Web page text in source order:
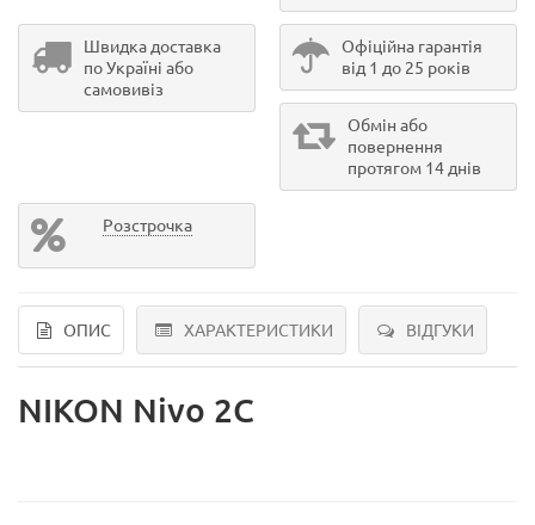
Швидка доставка
по Україні або
самовивіз
Офіційна гарантія
від 1 до 25 років
Обмін або
повернення
протягом 14 днів
Розстрочка
ОПИС ХАРАКТЕРИСТИКИ ВІДГУКИ
NIKON Nivo 2C